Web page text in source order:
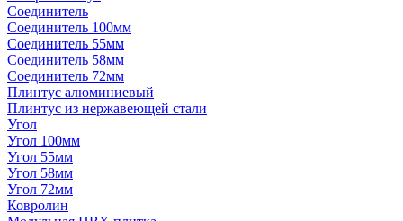
Соединитель
Соединитель 100мм
Соединитель 55мм
Соединитель 58мм
Соединитель 72мм
Плинтус алюминиевый
Плинтус из нержавеющей стали
Угол
Угол 100мм
Угол 55мм
Угол 58мм
Угол 72мм
Ковролин